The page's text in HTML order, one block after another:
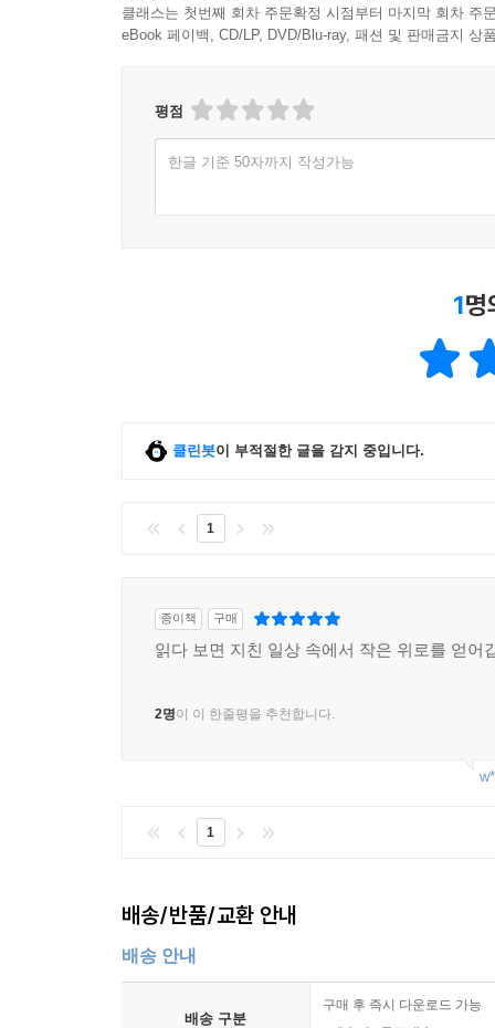
클래스는 첫번째 회차 주문확정 시점부터 마지막 회차 주
eBook 페이백, CD/LP, DVD/Blu-ray, 패션 및 판매금지 상
평점
한글 기준 50자까지 작성가능
1명
클린봇이 부적절한 글을 감지 중입니다.
1
종이책 구매
읽다 보면 지친 일상 속에서 작은 위로를 얻어
2명이 이 한줄평을 추천합니다.
1
배송/반품/교환 안내
배송 안내
배송 구분
구매 후 즉시 다운로드 가능